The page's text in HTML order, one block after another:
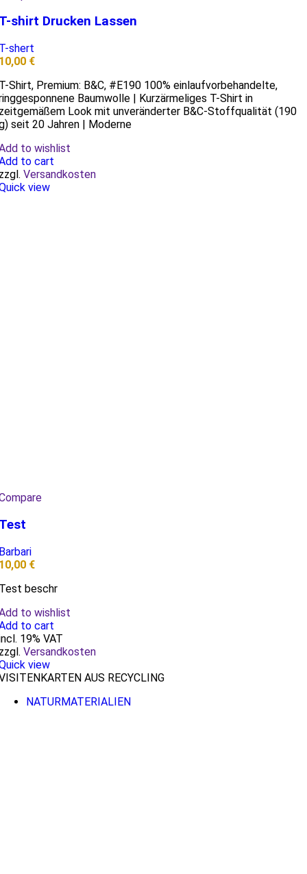
shirt Drucken Lassen
shert
€
Shirt, Premium: B&C, #E190 100% einlaufvorbehandelte,
Baumwolle | Kurzärmeliges T-Shirt in
Look mit unveränderter B&C-Stoffqualität (190
seit 20 Jahren | Moderne
to wishlist
to cart
Versandkosten
view
€
beschr
to wishlist
to cart
19% VAT
Versandkosten
view
AUS RECYCLING
NATURMATERIALIEN